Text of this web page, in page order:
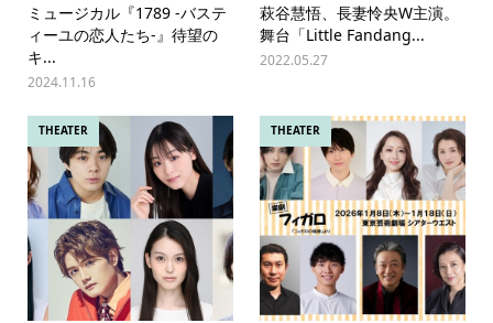
ミュージカル『1789 -バステ
ィーユの恋人たち-』待望の
キ...
2024.11.16
萩谷慧悟、長妻怜央W主演。
舞台「Little Fandang...
2022.05.27
THEATER THEATER